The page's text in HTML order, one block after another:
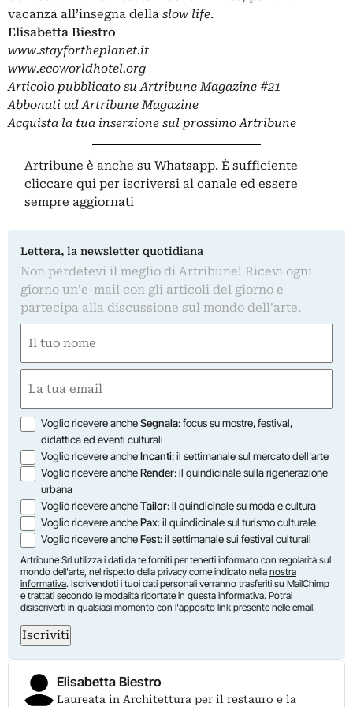
vacanza all’insegna della slow life.
Elisabetta Biestro
www.stayfortheplanet.it
www.ecoworldhotel.org
Articolo pubblicato suArtribune Magazine #21
Abbonati ad Artribune Magazine
Acquista la tua inserzione sul prossimo Artribune
Artribune è anche su Whatsapp. È sufficiente
cliccare qui per iscriversi al canale ed essere
sempre aggiornati
Lettera, la newsletter quotidiana
Non perdetevi il meglio di Artribune! Ricevi ogni
giorno un'e-mail con gli articoli del giorno e
partecipa alla discussione sul mondo dell'arte.
(Required)
First
(Required)
Opzioni
Voglio ricevere ancheSegnala: focus su mostre, festival,
didattica ed eventi culturali
Voglio ricevere ancheIncanti: il settimanale sul mercato dell'arte
Voglio ricevere ancheRender: il quindicinale sulla rigenerazione
urbana
Voglio ricevere ancheTailor: il quindicinale su moda e cultura
Voglio ricevere anchePax: il quindicinale sul turismo culturale
Voglio ricevere ancheFest: il settimanale sui festival culturali
Artribune Srl utilizza i dati da te forniti per tenerti informato con regolarità sul
mondo dell'arte, nel rispetto della privacy come indicato nella nostra
informativa. Iscrivendoti i tuoi dati personali verranno trasferiti su MailChimp
e trattati secondo le modalità riportate in questa informativa. Potrai
disiscriverti in qualsiasi momento con l'apposito link presente nelle email.
Iscriviti
Elisabetta Biestro
Laureata in Architettura per il restauro e la